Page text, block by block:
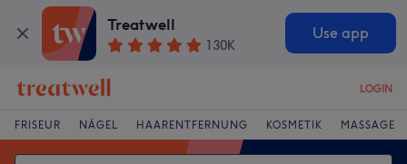
Treatwell
130K
Use app
LOGIN
FRISEUR NÄGEL HAARENTFERNUNG KOSMETIK MASSAGE